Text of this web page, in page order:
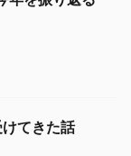
てきた話